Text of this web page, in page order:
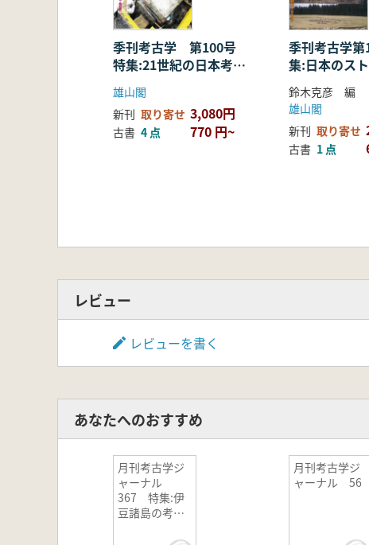
季刊考古学 第100号
特集:21世紀の日本考古
学 旧石器時代〜近現代
の新しい研究法
雄山閣
新刊 取り寄せ 3,080円
古書 4 点 770 円~
季刊考古学
集:日本のス
ークル
鈴木克彦 編
雄山閣
新刊 取り寄せ
古書 1 点
レビュー
レビューを書く
あなたへのおすすめ
月刊考古学ジ
ャーナル
367 特集:伊
豆諸島の考古
月刊考古学ジ
ャーナル 56